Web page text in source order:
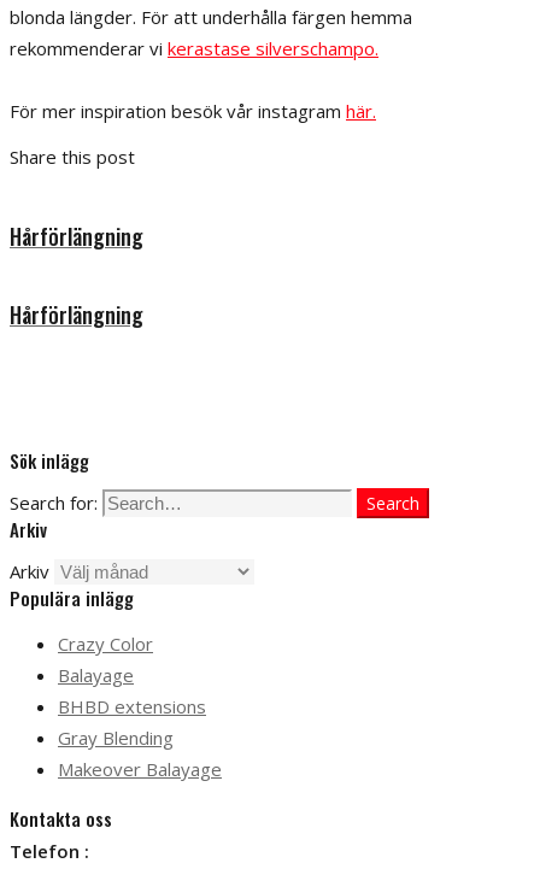
blonda längder. För att underhålla färgen hemma
rekommenderar vi kerastase silverschampo.
För mer inspiration besök vår instagram här.
Share this post
Hårförlängning
Hårförlängning
Sök inlägg
Search for: Search
Arkiv
Arkiv
Populära inlägg
Crazy Color
Balayage
BHBD extensions
Gray Blending
Makeover Balayage
Kontakta oss
Telefon :